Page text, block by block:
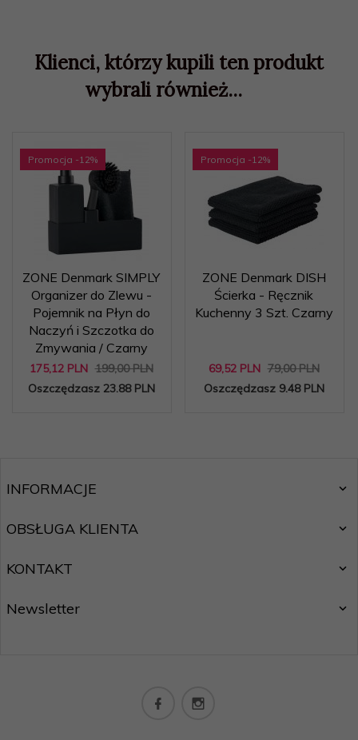
Klienci, którzy kupili ten produkt
wybrali również...
Promocja -12%
ZONE Denmark SIMPLY
Organizer do Zlewu -
Pojemnik na Płyn do
Naczyń i Szczotka do
Zmywania / Czarny
175,12 PLN 199,00 PLN
Oszczędzasz 23.88 PLN
Promocja -12%
ZONE Denmark DISH
Ścierka - Ręcznik
Kuchenny 3 Szt. Czarny
69,52 PLN 79,00 PLN
Oszczędzasz 9.48 PLN
INFORMACJE
OBSŁUGA KLIENTA
KONTAKT
Newsletter